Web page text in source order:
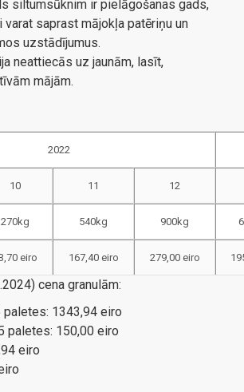
siltumsūknim ir pielāgošanas gads,
varat saprast mājokļa patēriņu un
uzstādījumus.
neattiecās uz jaunām, lasīt,
mājām.
2022
10 11 12
270kg 540kg 900kg
eiro 167,40 eiro 279,00 eiro
cena granulām:
paletes: 1343,94 eiro
paletes: 150,00 eiro
eiro